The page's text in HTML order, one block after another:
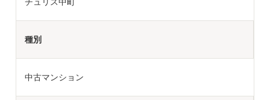
種別
中古マンション